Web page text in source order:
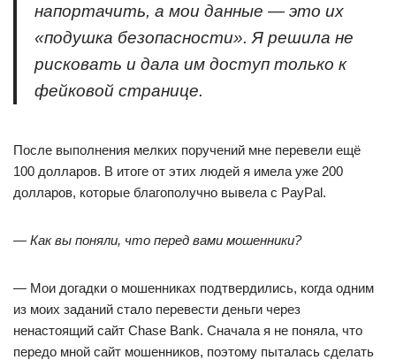
напортачить, а мои данные — это их
«подушка безопасности». Я решила не
рисковать и дала им доступ только к
фейковой странице.
После выполнения мелких поручений мне перевели ещё
100 долларов. В итоге от этих людей я имела уже 200
долларов, которые благополучно вывела с PayPal.
— Как вы поняли, что перед вами мошенники?
— Мои догадки о мошенниках подтвердились, когда одним
из моих заданий стало перевести деньги через
ненастоящий сайт Chase Bank. Сначала я не поняла, что
передо мной сайт мошенников, поэтому пыталась сделать